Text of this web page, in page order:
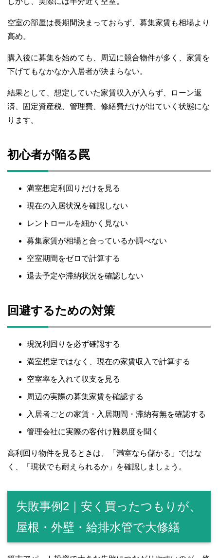
空室の部屋は長期間決まっておらず、募集家賃も相場より
高め。
購入後に募集を始めても、周辺に競合物件が多く、家賃を
下げてもなかなか入居者が決まらない。
結果として、想定していた家賃収入が入らず、ローン返
済、固定資産税、管理費、修繕費だけが出ていく状態にな
ります。
初心者が陥る罠
満室想定利回りだけを見る
現在の入居状況を確認しない
レントロールを細かく見ない
募集家賃が相場と合っているか調べない
空室期間をゼロで計算する
退去予定や滞納状況を確認しない
回避するための対策
現況利回りを必ず確認する
満室想定ではなく、現在の家賃収入で計算する
空室率を入れて収支を見る
周辺の実際の募集家賃を確認する
入居者ごとの家賃・入居期間・滞納有無を確認する
管理会社に実際の客付け難易度を聞く
高利回り物件を見るときは、「満室なら儲かる」ではな
く、「現状でも耐えられるか」を確認しましょう。
失敗事例2｜安く買ったつもりが、
屋根・外壁・給排水管で大修繕